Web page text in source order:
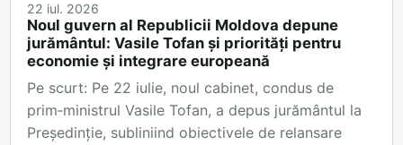
22 iul. 2026
Noul guvern al Republicii Moldova depune
jurământul: Vasile Tofan și priorități pentru
economie și integrare europeană
Pe scurt: Pe 22 iulie, noul cabinet, condus de
prim‑ministrul Vasile Tofan, a depus jurământul la
Președinție, subliniind obiectivele de relansare